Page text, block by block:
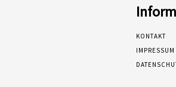
KONTAKT
IMPRESSUM